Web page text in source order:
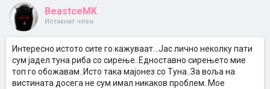
BeastceMK
Истакнат член
Интересно истото сите го кажуваат...Јас лично неколку пати
сум јадел туна риба со сирење..Едноставно сирењето мие
топ го обожавам..Исто така мајонез со Туна..За воља на
вистината досега не сум имал никаков проблем..Мое